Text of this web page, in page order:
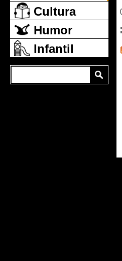
Cultura
Humor
Infantil